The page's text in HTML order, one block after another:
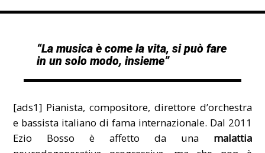
“La musica è come la vita, si può fare
in un solo modo, insieme”
[ads1] Pianista, compositore, direttore d’orchestra
e bassista italiano di fama internazionale. Dal 2011
Ezio Bosso è affetto da una malattia